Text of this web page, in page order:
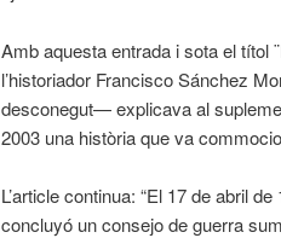
Amb aquesta entrada i sota el títol
l’historiador Francisco Sánchez
desconegut— explicava al
2003 una història que va
L’article continua: “El 17 de abril
concluyó un consejo de guerra